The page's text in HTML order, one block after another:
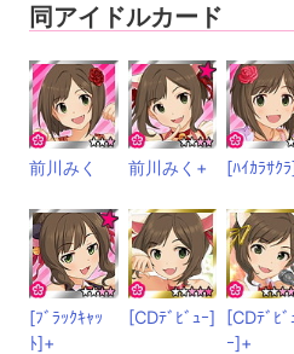
同アイドルカード
前川みく 前川みく+ [ﾊｲｶﾗｻｸ
[ﾌﾞﾗｯｸｷｬｯ
ﾄ]+
[CDﾃﾞﾋﾞｭｰ]
[CDﾃﾞﾋﾞ
ｰ]+